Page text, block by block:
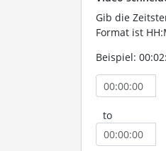
Gib die
Format ist
Beispiel:
to